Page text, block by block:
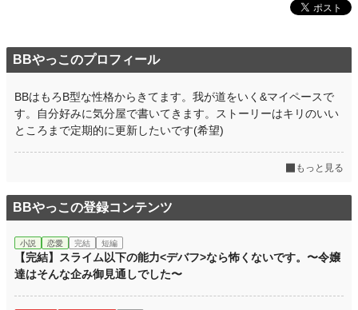
月間ポイント 14 pt (108,258 位)
年間ポイント 210 pt (124,512 位)
累計ポイント 25,616 pt (63,129 位)
BBやっこのプロフィール
BBはもろB型な性格からきてます。我が道をいく&マイペースで
す。自分好みに気分屋で書いてきます。ストーリーはキリのいい
ところまで定期的に更新したいです(希望)
もっと見る
BBやっこの登録コンテンツ
小説 恋愛 完結 短編
【完結】スライム以下の能力<デバフ>なら怖くないです。〜令嬢
達はそんな企み御見通しでした〜